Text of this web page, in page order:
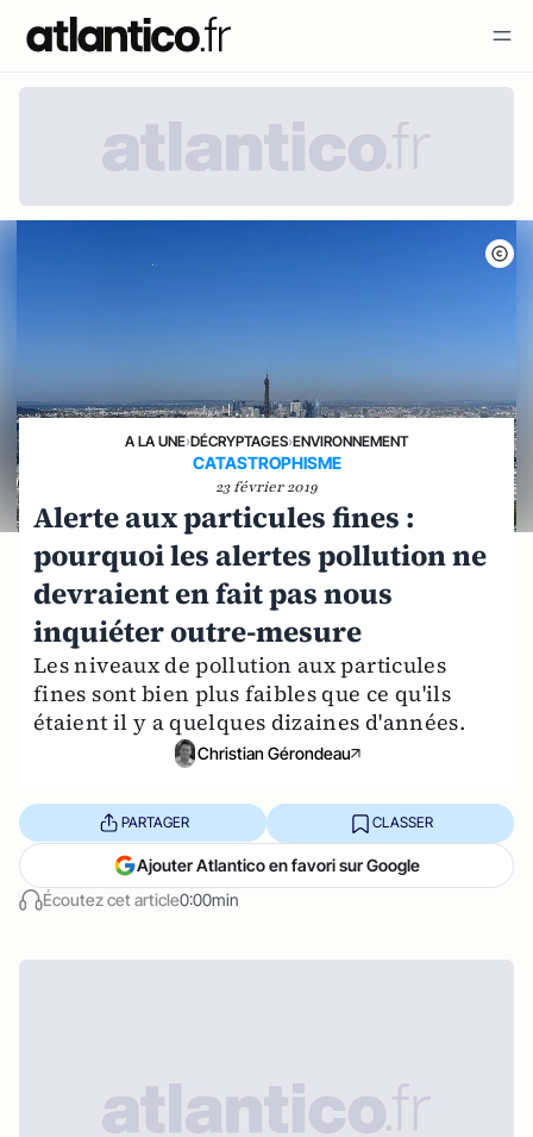
A LA UNE›DÉCRYPTAGES›ENVIRONNEMENT
CATASTROPHISME
23 février 2019
Alerte aux particules fines :
pourquoi les alertes pollution ne
devraient en fait pas nous
inquiéter outre-mesure
Les niveaux de pollution aux particules
fines sont bien plus faibles que ce qu'ils
étaient il y a quelques dizaines d'années.
Christian Gérondeau
Écoutez cet article0:00min
PARTAGER CLASSER
Ajouter Atlantico en favori sur Google